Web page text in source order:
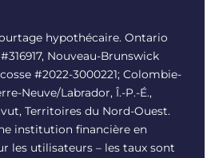
hypothécaire. Ontario
Nouveau-Brunswick
#2022-3000221; Colombie-
Neuve/Labrador, Î.-P.-É.,
Territoires du Nord-Ouest.
institution financière en
les utilisateurs – les taux sont